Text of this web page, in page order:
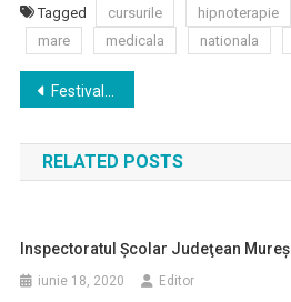
Tagged cursurile hipnoterapie
mare
medicala nationala
Navigare
în
articole
Festivalul National al artistilor amatori din Ministerul Afacerilor Interne, organizat la Targu Mures
RELATED POSTS
Inspectoratul Şcolar Judeţean Mureş
iunie 18, 2020 Editor